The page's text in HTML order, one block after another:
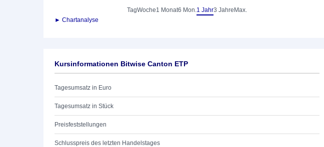
TagWoche1 Monat6 Mon.1 Jahr3 Jahre Max.
► Chartanalyse
Kursinformationen Bitwise Canton ETP
Tagesumsatz in Euro
Tagesumsatz in Stück
Preisfeststellungen
Schlusspreis des letzten Handelstages